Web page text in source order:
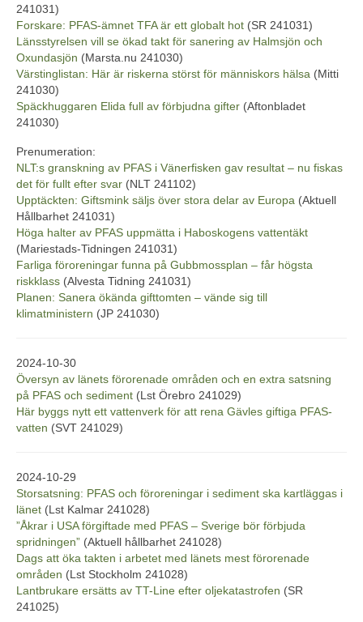
241031)
Forskare: PFAS-ämnet TFA är ett globalt hot (SR 241031)
Länsstyrelsen vill se ökad takt för sanering av Halmsjön och
Oxundasjön (Marsta.nu 241030)
Värstinglistan: Här är riskerna störst för människors hälsa (Mitti
241030)
Späckhuggaren Elida full av förbjudna gifter (Aftonbladet
241030)
Prenumeration:
NLT:s granskning av PFAS i Vänerfisken gav resultat – nu fiskas
det för fullt efter svar (NLT 241102)
Upptäckten: Giftsmink säljs över stora delar av Europa (Aktuell
Hållbarhet 241031)
Höga halter av PFAS uppmätta i Haboskogens vattentäkt
(Mariestads-Tidningen 241031)
Farliga föroreningar funna på Gubbmossplan – får högsta
riskklass (Alvesta Tidning 241031)
Planen: Sanera ökända gifttomten – vände sig till
klimatministern (JP 241030)
2024-10-30
Översyn av länets förorenade områden och en extra satsning
på PFAS och sediment (Lst Örebro 241029)
Här byggs nytt ett vattenverk för att rena Gävles giftiga PFAS-
vatten (SVT 241029)
2024-10-29
Storsatsning: PFAS och föroreningar i sediment ska kartläggas i
länet (Lst Kalmar 241028)
”Åkrar i USA förgiftade med PFAS – Sverige bör förbjuda
spridningen” (Aktuell hållbarhet 241028)
Dags att öka takten i arbetet med länets mest förorenade
områden (Lst Stockholm 241028)
Lantbrukare ersätts av TT-Line efter oljekatastrofen (SR
241025)